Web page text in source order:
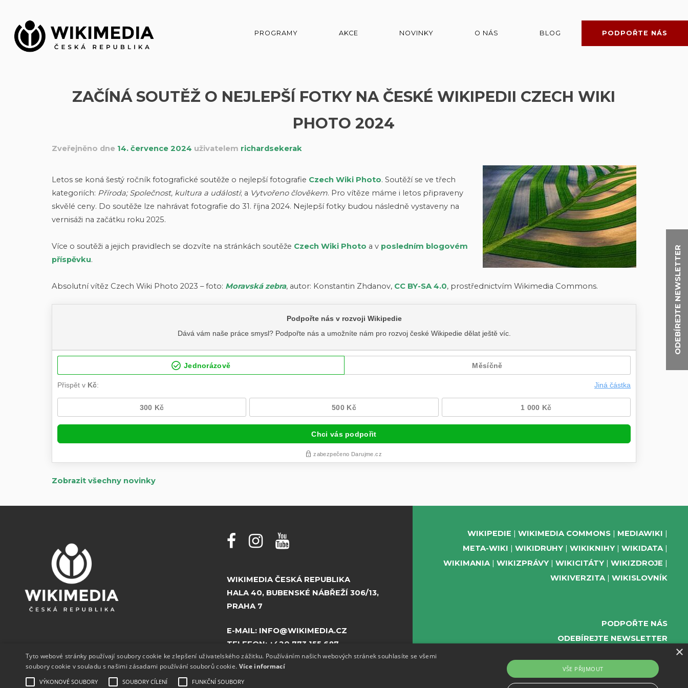
ODEBÍREJTE NEWSLETTER
obsah
PROGRAMY AKCE NOVINKY O NÁS BLOG PODPOŘTE NÁS
ZAČÍNÁ SOUTĚŽ O NEJLEPŠÍ FOTKY NA ČESKÉ WIKIPEDII CZECH WIKI
PHOTO 2024
Zveřejněno dne 14. července 2024 uživatelem richardsekerak
Letos se koná šestý ročník fotografické soutěže o nejlepší fotografie Czech Wiki Photo. Soutěží se ve třech
kategoriích: Příroda; Společnost, kultura a události; a Vytvořeno člověkem. Pro vítěze máme i letos připraveny
skvělé ceny. Do soutěže lze nahrávat fotografie do 31. října 2024. Nejlepší fotky budou následně vystaveny na
vernisáži na začátku roku 2025.
Více o soutěži a jejich pravidlech se dozvíte na stránkách soutěže Czech Wiki Photo a v posledním blogovém
příspěvku.
Absolutní vítěz Czech Wiki Photo 2023 – foto: Moravská zebra, autor: Konstantin Zhdanov, CC BY-SA 4.0, prostřednictvím Wikimedia Commons.
Zobrazit všechny novinky
WIKIMEDIA ČESKÁ REPUBLIKA
HALA 40, BUBENSKÉ NÁBŘEŽÍ 306/13,
PRAHA 7
E-MAIL: INFO@WIKIMEDIA.CZ
TELEFON: +420 773 155 687
WIKIPEDIE WIKIMEDIA COMMONS
MEDIAWIKI
META-WIKI
WIKIDRUHY WIKIKNIHY
WIKIDATA
WIKIMANIA
WIKIZPRÁVY WIKICITÁTY
WIKIZDROJE
WIKIVERZITA
WIKISLOVNÍK
PODPOŘTE NÁS
ODEBÍREJTE NEWSLETTER
WIKIKOMPAS
REGISTRACI A PROVOZ DOMÉN A WEBHOSTINGU
×
Tyto webové stránky používají soubory cookie ke zlepšení uživatelského zážitku. Používáním našich webových stránek souhlasíte se všemi
soubory cookie v souladu s našimi zásadami používání souborů cookie. Více informací
VÝKONOVÉ SOUBORY SOUBORY CÍLENÍ FUNKČNÍ SOUBORY
VŠE PŘIJMOUT